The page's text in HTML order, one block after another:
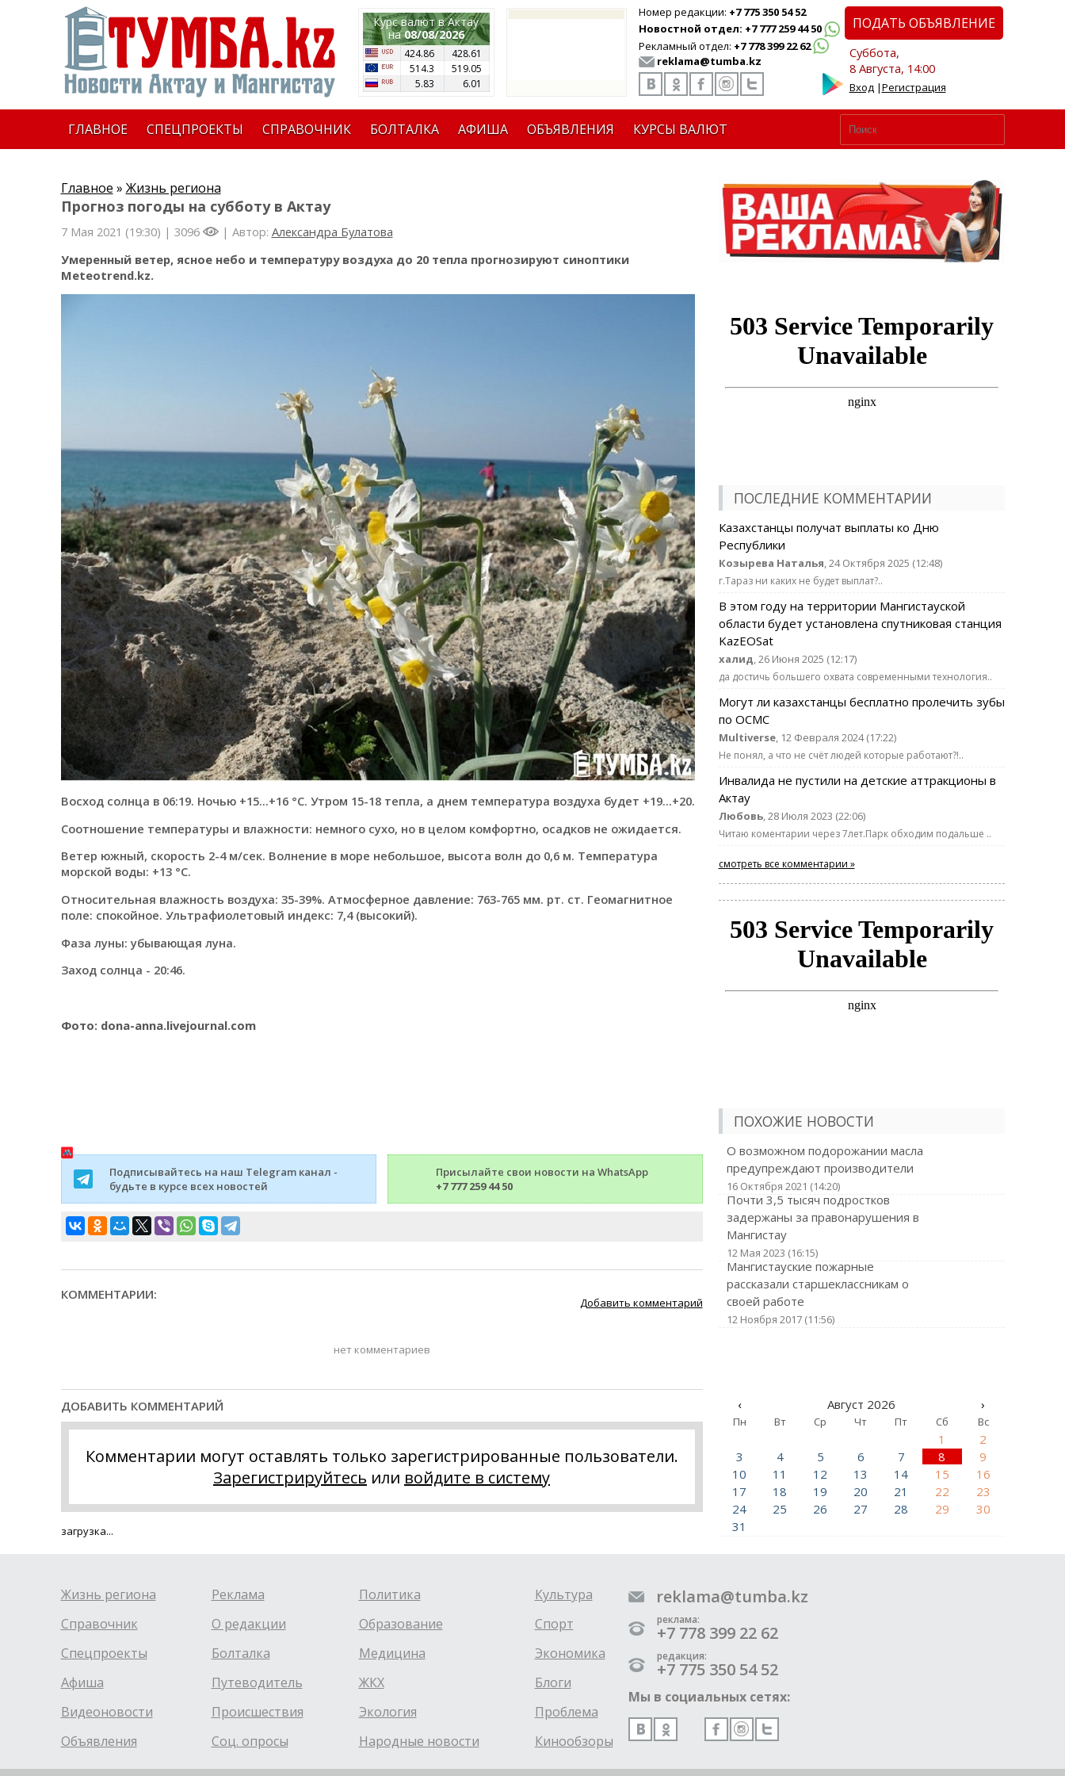
Курс валют в Актау
на08/08/2026
424.86
428.61
514.3
519.05
5.83
6.01
Номер редакции: +7 775 350 54 52
Новостной отдел: +7 777 259 44 50
Рекламный отдел: +7 778 399 22 62
reklama@tumba.kz
ПОДАТЬ ОБЪЯВЛЕНИЕ
Суббота,
8 Августа, 14:00
Вход|Регистрация
ГЛАВНОЕ СПЕЦПРОЕКТЫ СПРАВОЧНИК БОЛТАЛКА АФИША ОБЪЯВЛЕНИЯ КУРСЫ ВАЛЮТ
Главное » Жизнь региона
Прогноз погоды на субботу в Актау
7 Мая 2021 (19:30) | 3096 | Автор: Александра Булатова
Умеренный ветер, ясное небо и температуру воздуха до 20 тепла прогнозируют синоптики
Meteotrend.kz.
Восход солнца в 06:19. Ночью +15...+16 °C. Утром 15-18 тепла, а днем температура воздуха будет +19...+20.
Соотношение температуры и влажности: немного сухо, но в целом комфортно, осадков не ожидается.
Ветер южный, скорость 2-4 м/сек. Волнение в море небольшое, высота волн до 0,6 м. Температура
морской воды: +13 °C.
Относительная влажность воздуха: 35-39%. Атмосферное давление: 763-765 мм. рт. ст. Геомагнитное
поле: спокойное. Ультрафиолетовый индекс: 7,4 (высокий).
Фаза луны: убывающая луна.
Заход солнца - 20:46.
Фото: dona-anna.livejournal.com
Подписывайтесь на наш Telegram канал -
будьте в курсе всех новостей
Присылайте свои новости на WhatsApp
+7 777 259 44 50
КОММЕНТАРИИ:
Добавить комментарий
нет комментариев
ДОБАВИТЬ КОММЕНТАРИЙ
Комментарии могут оставлять только зарегистрированные пользователи.
Зарегистрируйтесь или войдите в систему
загрузка...
ПОСЛЕДНИЕ КОММЕНТАРИИ
Казахстанцы получат выплаты ко Дню
Республики
Козырева Наталья, 24 Октября 2025 (12:48)
г.Тараз ни каких не будет выплат?..
В этом году на территории Мангистауской
области будет установлена спутниковая станция
KazEOSat
халид, 26 Июня 2025 (12:17)
да достичь большего охвата современными технология..
Могут ли казахстанцы бесплатно пролечить зубы
по ОСМС
Multiverse, 12 Февраля 2024 (17:22)
Не понял, а что не счёт людей которые работают?!..
Инвалида не пустили на детские аттракционы в
Актау
Любовь, 28 Июля 2023 (22:06)
Читаю коментарии через 7лет.Парк обходим подальше ..
смотреть все комментарии »
ПОХОЖИЕ НОВОСТИ
О возможном подорожании масла
предупреждают производители
16 Октября 2021 (14:20)
Почти 3,5 тысяч подростков
задержаны за правонарушения в
Мангистау
12 Мая 2023 (16:15)
Мангистауские пожарные
рассказали старшеклассникам о
своей работе
12 Ноября 2017 (11:56)
‹ Август 2026 ›
Пн Вт Ср Чт Пт Сб Вс
1
2
3
4 5 6 7 8
9
10
11 12 13 14 15
16
17
18 19 20 21 22
23
24
25 26 27 28 29
30
31
Жизнь региона
Справочник
Спецпроекты
Афиша
Видеоновости
Объявления
Реклама
О редакции
Болталка
Путеводитель
Происшествия
Соц. опросы
Политика
Образование
Медицина
ЖКХ
Экология
Народные новости
Культура
Спорт
Экономика
Блоги
Проблема
Кинообзоры
reklama@tumba.kz
реклама:
+7 778 399 22 62
редакция:
+7 775 350 54 52
Мы в социальных сетях: